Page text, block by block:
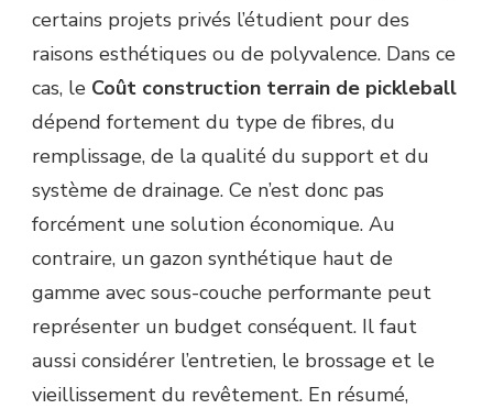
certains projets privés l’étudient pour des
raisons esthétiques ou de polyvalence. Dans ce
cas, le Coût construction terrain de pickleball
dépend fortement du type de fibres, du
remplissage, de la qualité du support et du
système de drainage. Ce n’est donc pas
forcément une solution économique. Au
contraire, un gazon synthétique haut de
gamme avec sous-couche performante peut
représenter un budget conséquent. Il faut
aussi considérer l’entretien, le brossage et le
vieillissement du revêtement. En résumé,